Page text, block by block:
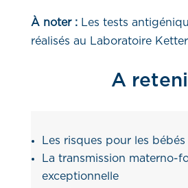
À noter : Les tests
réalisés au Laboratoire
A
Les risques pour les
La transmission materno-
exceptionnelle